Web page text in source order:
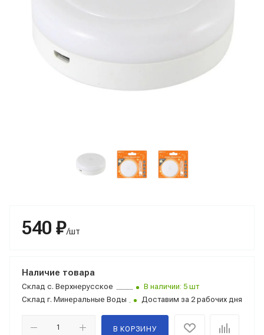
540 ₽/шт
Наличие товара
Склад с. Верхнерусское
В наличии: 5 шт
Склад г. Минеральные Воды Доставим за 2 рабочих дня
В КОРЗИНУ